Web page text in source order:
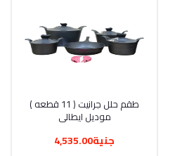
أضف إلى السلةطقم حلل جرانيت ( 11 قطعه )
موديل ايطالي
جنية4,535.00